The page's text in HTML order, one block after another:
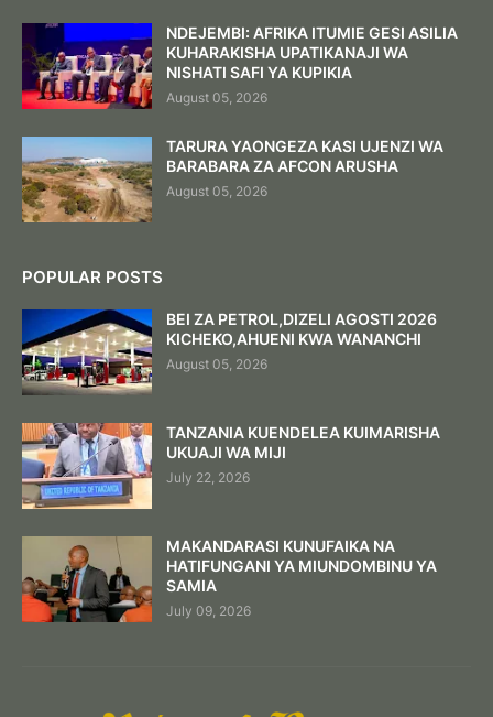
NDEJEMBI: AFRIKA ITUMIE GESI ASILIA
KUHARAKISHA UPATIKANAJI WA
NISHATI SAFI YA KUPIKIA
August 05, 2026
TARURA YAONGEZA KASI UJENZI WA
BARABARA ZA AFCON ARUSHA
August 05, 2026
POPULAR POSTS
BEI ZA PETROL,DIZELI AGOSTI 2026
KICHEKO,AHUENI KWA WANANCHI
August 05, 2026
TANZANIA KUENDELEA KUIMARISHA
UKUAJI WA MIJI
July 22, 2026
MAKANDARASI KUNUFAIKA NA
HATIFUNGANI YA MIUNDOMBINU YA
SAMIA
July 09, 2026